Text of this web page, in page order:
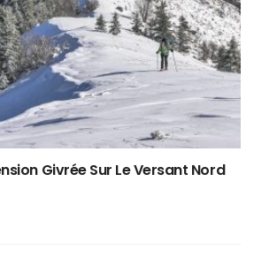
Givrée Sur Le Versant Nord